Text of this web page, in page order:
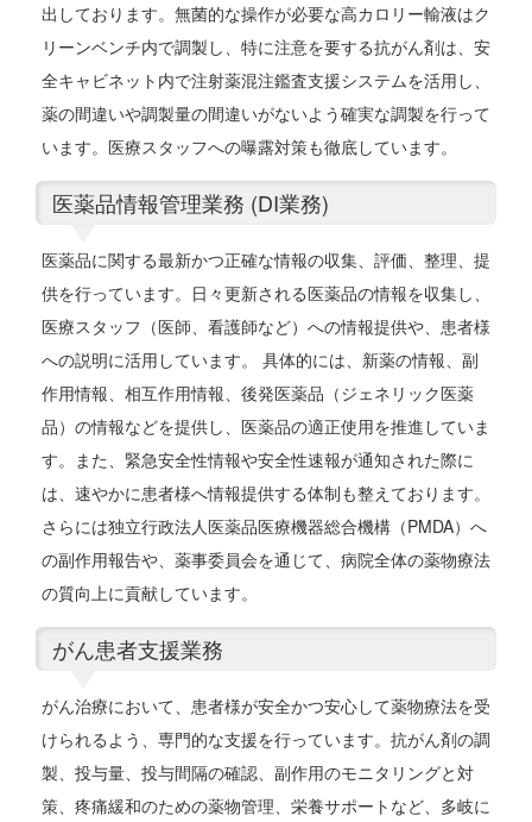
出しております。無菌的な操作が必要な高カロリー輸液はク
リーンベンチ内で調製し、特に注意を要する抗がん剤は、安
全キャビネット内で注射薬混注鑑査支援システムを活用し、
薬の間違いや調製量の間違いがないよう確実な調製を行って
います。医療スタッフへの曝露対策も徹底しています。
医薬品情報管理業務 (DI業務)
医薬品に関する最新かつ正確な情報の収集、評価、整理、提
供を行っています。日々更新される医薬品の情報を収集し、
医療スタッフ（医師、看護師など）への情報提供や、患者様
への説明に活用しています。 具体的には、新薬の情報、副
作用情報、相互作用情報、後発医薬品（ジェネリック医薬
品）の情報などを提供し、医薬品の適正使用を推進していま
す。また、緊急安全性情報や安全性速報が通知された際に
は、速やかに患者様へ情報提供する体制も整えております。
さらには独立行政法人医薬品医療機器総合機構（PMDA）へ
の副作用報告や、薬事委員会を通じて、病院全体の薬物療法
の質向上に貢献しています。
がん患者支援業務
がん治療において、患者様が安全かつ安心して薬物療法を受
けられるよう、専門的な支援を行っています。抗がん剤の調
製、投与量、投与間隔の確認、副作用のモニタリングと対
策、疼痛緩和のための薬物管理、栄養サポートなど、多岐に